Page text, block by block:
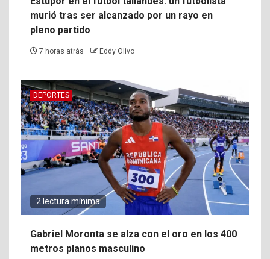
murió tras ser alcanzado por un rayo en
pleno partido
7 horas atrás Eddy Olivo
DEPORTES
2 lectura mínima
Gabriel Moronta se alza con el oro en los 400
metros planos masculino